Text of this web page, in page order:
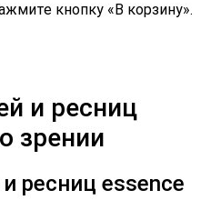
кнопку «В корзину».
и ресниц
зрении
ресниц essence